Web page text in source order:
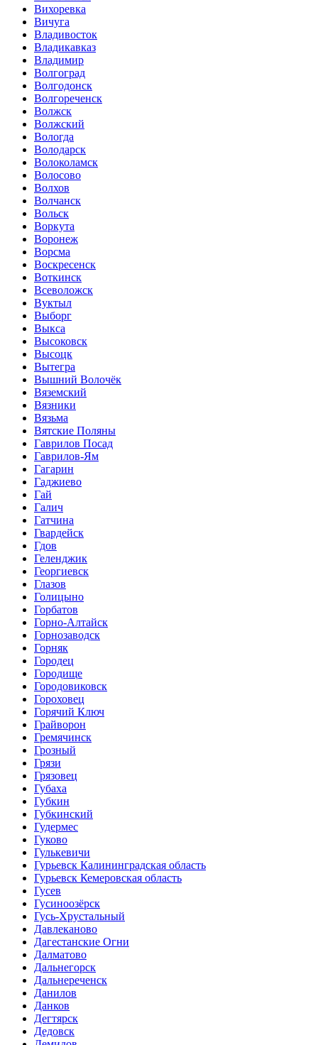
Вихоревка
Вичуга
Владивосток
Владикавказ
Владимир
Волгоград
Волгодонск
Волгореченск
Волжск
Волжский
Вологда
Володарск
Волоколамск
Волосово
Волхов
Волчанск
Вольск
Воркута
Воронеж
Ворсма
Воскресенск
Воткинск
Всеволожск
Вуктыл
Выборг
Выкса
Высоковск
Высоцк
Вытегра
Вышний Волочёк
Вяземский
Вязники
Вязьма
Вятские Поляны
Гаврилов Посад
Гаврилов-Ям
Гагарин
Гаджиево
Гай
Галич
Гатчина
Гвардейск
Гдов
Геленджик
Георгиевск
Глазов
Голицыно
Горбатов
Горно-Алтайск
Горнозаводск
Горняк
Городец
Городище
Городовиковск
Гороховец
Горячий Ключ
Грайворон
Гремячинск
Грозный
Грязи
Грязовец
Губаха
Губкин
Губкинский
Гудермес
Гуково
Гулькевичи
Гурьевск Калининградская область
Гурьевск Кемеровская область
Гусев
Гусиноозёрск
Гусь-Хрустальный
Давлеканово
Дагестанские Огни
Далматово
Дальнегорск
Дальнереченск
Данилов
Данков
Дегтярск
Дедовск